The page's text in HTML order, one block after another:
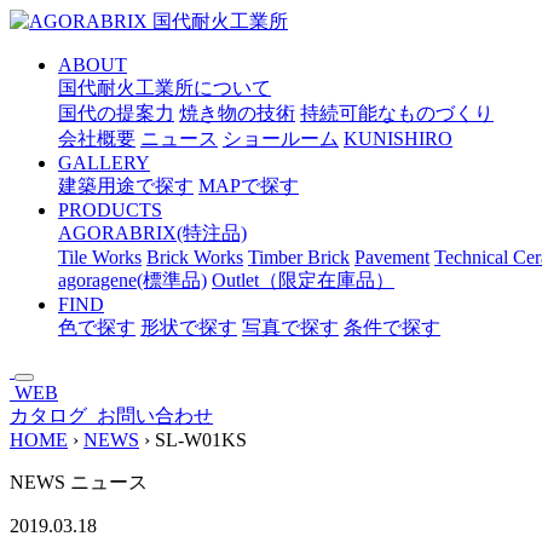
メ
ABOUT
国代耐火工業所について
国代の提案力 焼き物の技術 持続可能なものづくり
会社概要 ニュース ショールーム KUNISHIRO
GALLERY
建築用途で探す MAPで探す
PRODUCTS
AGORABRIX(特注品)
Tile Works Brick Works Timber Brick Pavement Technical
agoragene(標準品) Outlet（限定在庫品）
FIND
色で探す 形状で探す 写真で探す 条件で探す
WEB
カタログ お問い合わせ
HOME › NEWS › SL-W01KS
NEWS ニュース
2019.03.18